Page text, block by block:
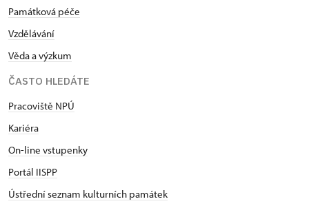
Památková péče
Vzdělávání
Věda a výzkum
ČASTO HLEDÁTE
Pracoviště NPÚ
Kariéra
On-line vstupenky
Portál IISPP
Ústřední seznam kulturních památek